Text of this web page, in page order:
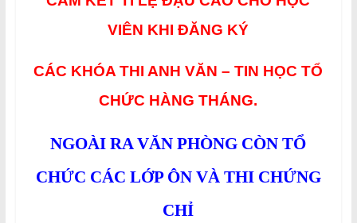
VIÊN KHI ĐĂNG KÝ
CÁC KHÓA THI ANH VĂN – TIN HỌC TỔ
CHỨC HÀNG THÁNG.
NGOÀI RA VĂN PHÒNG CÒN TỔ
CHỨC CÁC LỚP ÔN VÀ THI CHỨNG
CHỈ